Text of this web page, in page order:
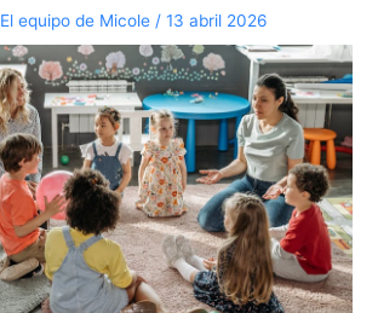
El equipo de Micole /13 abril 2026